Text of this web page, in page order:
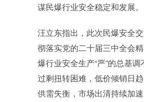
谋民爆行业安全稳定和发展。
汪立东指出，此次民爆安全
彻落实党的二十届三中全会
爆行业安全生产“严”的总基
过剩扭转困难，低价倾销日
供需失衡，市场出清持续加